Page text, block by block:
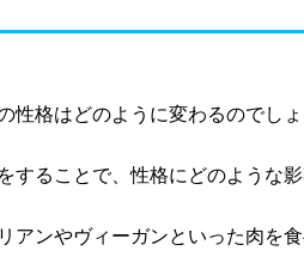
性格はどのように変わるのでしょ
することで、性格にどのような
アンやヴィーガンといった肉を